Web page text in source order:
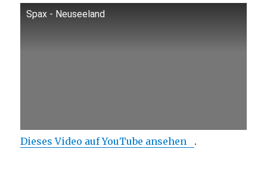
Spax - Neuseeland
Dieses Video auf YouTube ansehen .